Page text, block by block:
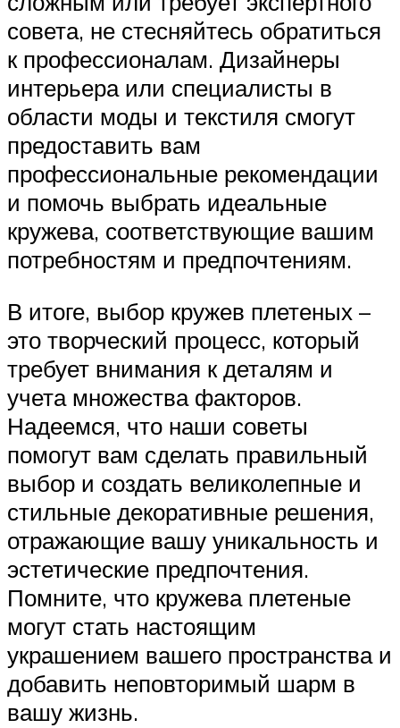
совета, не стесняйтесь обратиться
к профессионалам. Дизайнеры
интерьера или специалисты в
области моды и текстиля смогут
предоставить вам
профессиональные рекомендации
и помочь выбрать идеальные
кружева, соответствующие вашим
потребностям и предпочтениям.
В итоге, выбор кружев плетеных –
это творческий процесс, который
требует внимания к деталям и
учета множества факторов.
Надеемся, что наши советы
помогут вам сделать правильный
выбор и создать великолепные и
стильные декоративные решения,
отражающие вашу уникальность и
эстетические предпочтения.
Помните, что кружева плетеные
могут стать настоящим
украшением вашего пространства и
добавить неповторимый шарм в
вашу жизнь.